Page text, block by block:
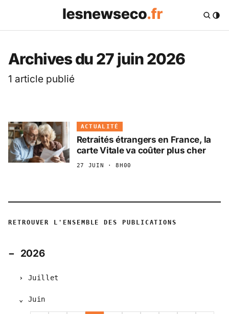
Les News Eco .fr —
Archives du 27 juin 2026
1 article publié
ACTUALITÉ
Retraités étrangers en France, la
carte Vitale va coûter plus cher
27 JUIN · 8H00
RETROUVER L'ENSEMBLE DES PUBLICATIONS
2026
Juillet
Juin